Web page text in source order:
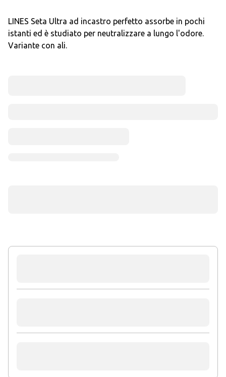
LINES Seta Ultra ad incastro perfetto assorbe in pochi
istanti ed è studiato per neutralizzare a lungo l'odore.
Variante con ali.